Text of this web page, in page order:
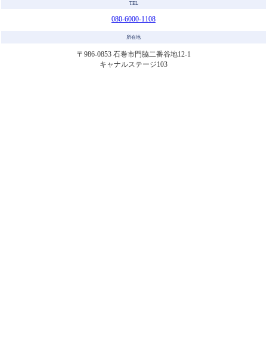
TEL
080-6000-1108
所在地
〒986-0853 石巻市門脇二番谷地12-1
キャナルステージ103